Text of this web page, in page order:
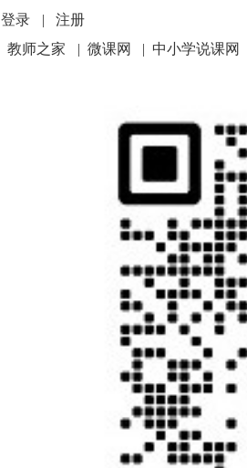
登录 |
注册
教师之家 | 微课网 | 中小学说课网